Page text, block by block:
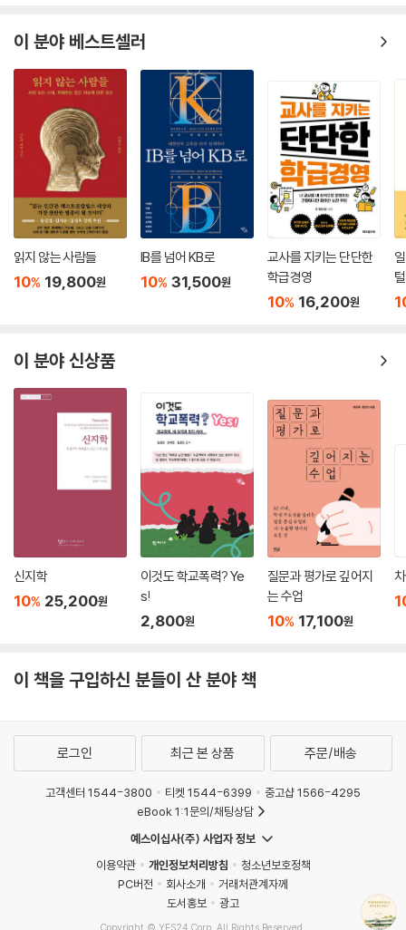
수 없다. 학교가 허브가 되기 위해서는 교육청의 구조적 뒷받침이 필요하
다. 절차는 간소해야 하고, 책임은 분산되어야 하며, 무엇보다 현장이 ‘혼자
감당하지 않아도 된다’는 신호를 분명히 감지해야 한다. 학생맞춤통합지원
은 학교에 일을 더 얹는 정책이 아니라, 학교가 이미 떠안고 있던 부담을 구
조적으로 나누는 정책이어야 한다.
이 책은 그런 문제의식에서 쓰였다. 교사를 설득하기 위한 책도 아니고, 교
육청을 비판하기 위한 책도 아니다. 다만 같은 질문 앞에 서 있는 사람들에
게, 이 질문을 혼자서만 붙잡고 있지 않아도 된다고 말해 주고 싶었다. 착한
사람이 되어 희생해야 한다는 개인의 책임감에 기대는 것이 아니라 구조적
으로 함께 모여 작은 변화를 모색하자는 움직임이 필요하다고 알려 주고
싶었다.
이 책의 제목에 ‘행복한 학교’라는 말을 넣은 이유도 여기에 있다. 아이의
다. 학생맞춤통합지원은 그 사실을 인정하는 데서 출발한다. 이 책을 통해
까?’, ‘이 일은 특정 개인의 몫이 아니라 구조의 문제이자 공동의 책임이구
나!’라고 말이다.
고민을 안고 교문을 들어서는 수많은 우리의 아이들에게,
그리고 그 아이 앞에서 늘 고민하는 교사와 관리자들에게,
학교가 더 이상 침묵하지 않기를 바라며 이 이야기를 시작한다.
이 분야 베스트셀러
읽지 않는 사람들
10% 19,800원
IB를 넘어 KB로
10% 31,500원
교사를 지키는 단단한
학급경영
10% 16,200원
이 분야 신상품
신지학
10% 25,200원
이것도 학교폭력? Ye
s!
2,800원
질문과 평가로 깊어지
는 수업
10% 17,100원
이 책을 구입하신 분들이 산 분야 책
로그인 최근 본 상품 주문/배송
고객센터 1544-3800 티켓 1544-6399
중고샵 1566-4295
eBook 1:1문의/채팅상담
예스이십사(주) 사업자 정보
이용약관
개인정보처리방침
청소년보호정책
PC버전
회사소개
거래처관계자께
도서홍보
광고
Copyright © YES24 Corp. All Rights Reserved.